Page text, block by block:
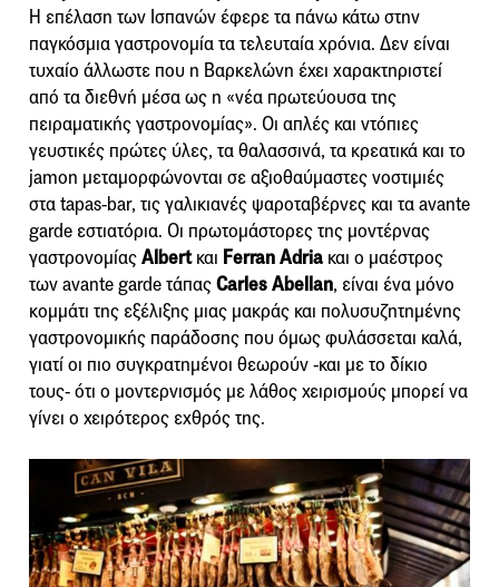
Η επέλαση των Ισπανών έφερε τα πάνω κάτω στην
παγκόσμια γαστρονομία τα τελευταία χρόνια. Δεν είναι
τυχαίο άλλωστε που η Βαρκελώνη έχει χαρακτηριστεί
από τα διεθνή μέσα ως η «νέα πρωτεύουσα της
πειραματικής γαστρονομίας». Οι απλές και ντόπιες
γευστικές πρώτες ύλες, τα θαλασσινά, τα κρεατικά και το
jamon μεταμορφώνονται σε αξιοθαύμαστες νοστιμιές
στα tapas-bar, τις γαλικιανές ψαροταβέρνες και τα avante
garde εστιατόρια. Οι πρωτομάστορες της μοντέρνας
γαστρονομίαςAlbertκαι Ferran Adria και ο μαέστρος
των avante garde τάπαςCarles Abellan, είναι ένα μόνο
κομμάτι της εξέλιξης μιας μακράς και πολυσυζητημένης
γαστρονομικής παράδοσης που όμως φυλάσσεται καλά,
γιατί οι πιο συγκρατημένοι θεωρούν -και με το δίκιο
τους- ότι ο μοντερνισμός με λάθος χειρισμούς μπορεί να
γίνει ο χειρότερος εχθρός της.